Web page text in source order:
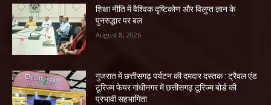
शिक्षा नीति में वैश्विक दृष्टिकोण और विलुप्त ज्ञान के
पुनरुद्धार पर बल
August 8, 2026
गुजरात में छत्तीसगढ़ पर्यटन की दमदार दस्तक : ट्रैवल एंड
टूरिज्म फेयर गांधीनगर में छत्तीसगढ़ टूरिज्म बोर्ड की
प्रभावी सहभागिता